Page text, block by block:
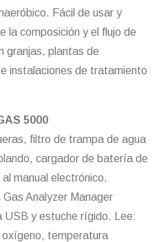
Fácil de usar y
la composición y el flujo de
granjas, plantas de
instalaciones de tratamiento
5000
filtro de trampa de agua
cargador de batería de
manual electrónico,
Analyzer Manager
USB y estuche rígido. Lee:
temperatura